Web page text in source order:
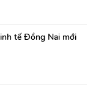
tế Đồng Nai mới